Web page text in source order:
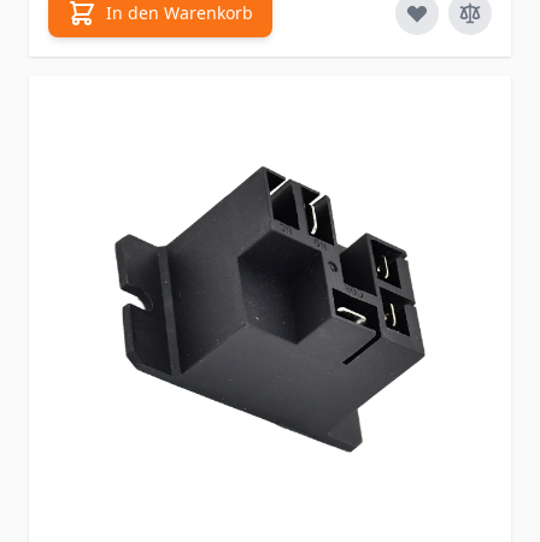
In den Warenkorb